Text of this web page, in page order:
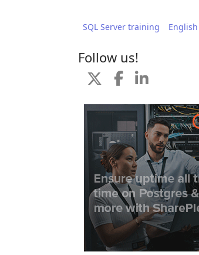
SQL Server training English
Follow us!